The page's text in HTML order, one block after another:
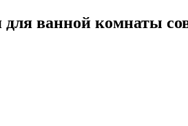
ванной комнаты